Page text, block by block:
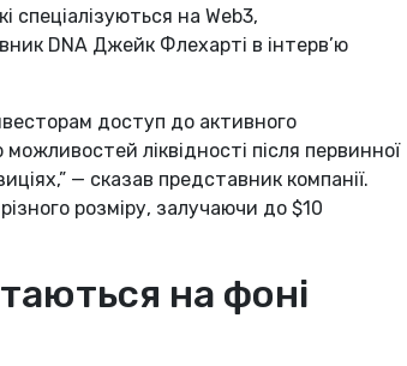
спеціалізуються на Web3,
DNA Джейк Флехарті в інтерв’ю
доступ до активного
ліквідності після первинної
— сказав представник компанії.
розміру, залучаючи до $10
на фоні